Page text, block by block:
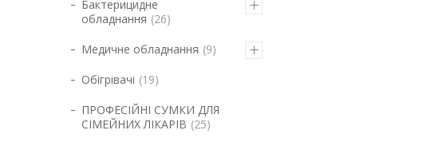
Бактерицидне
обладнання 26
Медичне обладнання 9
Обігрівачі 19
ПРОФЕСІЙНІ СУМКИ ДЛЯ
СІМЕЙНИХ ЛІКАРІВ 25